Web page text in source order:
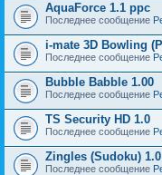
AquaForce 1.1 ppc
Последнее сообщение
i-mate 3D Bowling
Последнее сообщение
Bubble Babble 1.00
Последнее сообщение
TS Security HD 1.0
Последнее сообщение
Zingles (Sudoku)
Последнее сообщение